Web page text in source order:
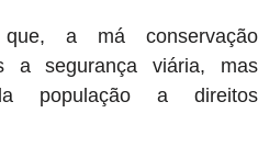
a má conservação
a segurança viária, mas
população a direitos